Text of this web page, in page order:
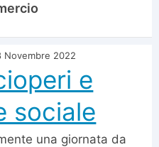
Novembre 2022
e
sociale
una giornata da